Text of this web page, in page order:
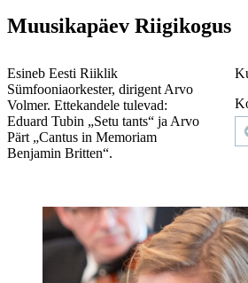
Muusikapäev Riigikogus
Esineb Eesti Riiklik
Sümfooniaorkester, dirigent Arvo
Volmer. Ettekandele tulevad:
Eduard Tubin „Setu tants“ ja Arvo
Pärt „Cantus in Memoriam
Benjamin Britten“.